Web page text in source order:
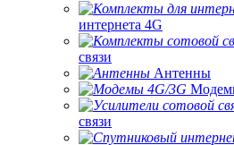
интернета 4G
связи
Антенны
связи